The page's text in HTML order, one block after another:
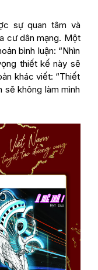
sự quan tâm và
cư dân mạng. Một
bình luận: “Nhìn
thiết kế này sẽ
khác viết: “Thiết
sẽ không làm mình